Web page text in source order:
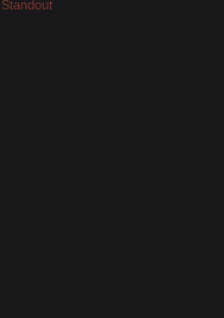
Standout